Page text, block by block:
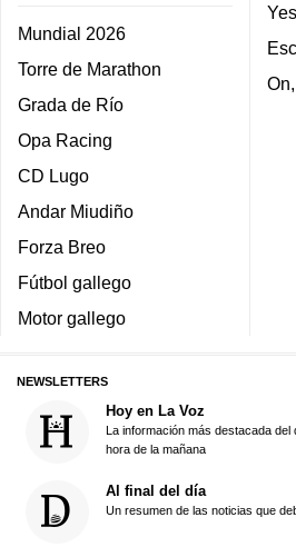
Mundial 2026
Torre de Marathon
Grada de Río
Opa Racing
CD Lugo
Andar Miudiño
Forza Breo
Fútbol gallego
Motor gallego
Yes
NEWSLETTERS
Hoy en La Voz
La información más destacada
hora de la mañana
Al final del día
Un resumen de las noticias que